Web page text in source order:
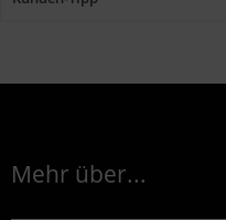
Mehr über...